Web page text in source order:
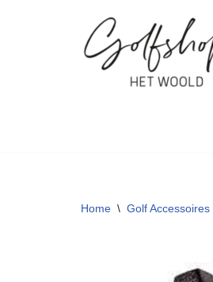
Home \ Golf Accessoires